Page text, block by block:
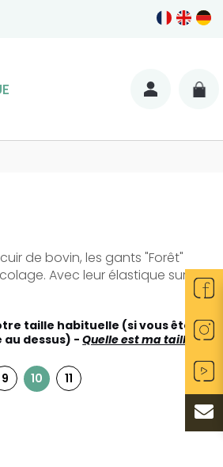
de bovin, les gants "Forêt"
Avec leur élastique sur le
taille habituelle (si vous êtes
au dessus) -Quelle est ma taille ?
9 10 11